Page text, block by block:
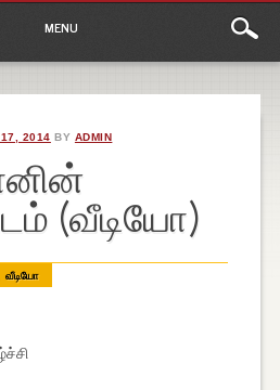
Main
menu
content
MENU
2014 BY ADMIN
(வீடியோ)
வீடியோ